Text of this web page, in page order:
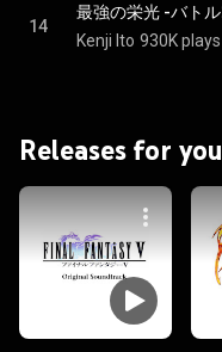
14
Kenji Ito 930K plays
Releases for you